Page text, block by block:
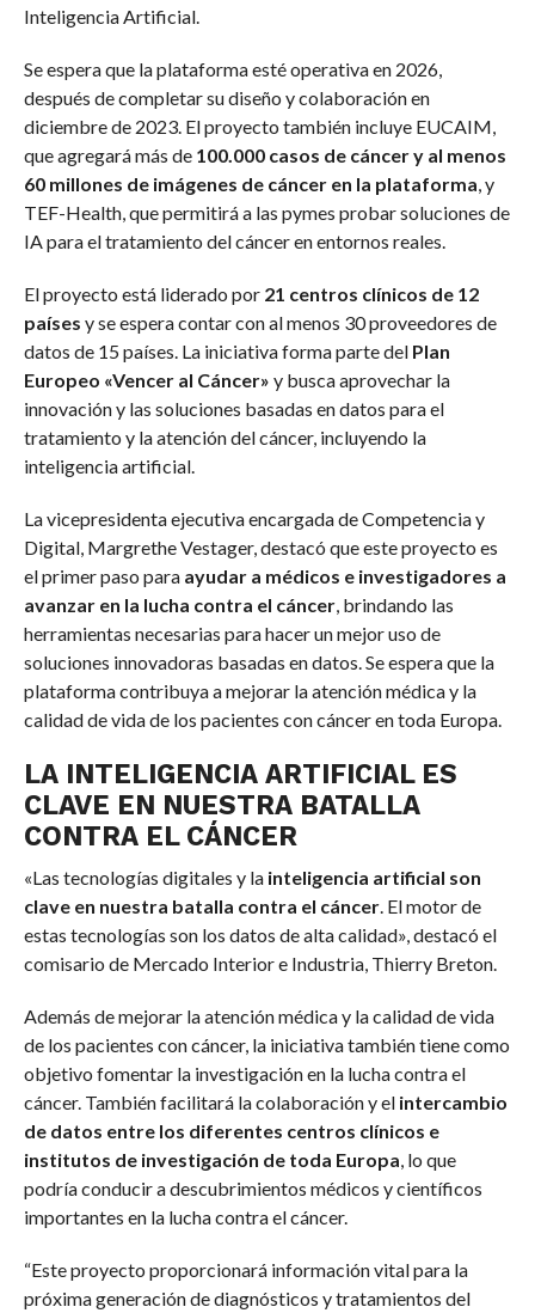
Inteligencia Artificial.
Se espera que la plataforma esté operativa en 2026,
después de completar su diseño y colaboración en
diciembre de 2023. El proyecto también incluye EUCAIM,
que agregará más de 100.000 casos de cáncer y al menos
60 millones de imágenes de cáncer en la plataforma , y
TEF-Health, que permitirá a las pymes probar soluciones de
IA para el tratamiento del cáncer en entornos reales.
El proyecto está liderado por 21 centros clínicos de 12
países y se espera contar con al menos 30 proveedores de
datos de 15 países. La iniciativa forma parte del Plan
Europeo «Vencer al Cáncer» y busca aprovechar la
innovación y las soluciones basadas en datos para el
tratamiento y la atención del cáncer, incluyendo la
inteligencia artificial.
La vicepresidenta ejecutiva encargada de Competencia y
Digital, Margrethe Vestager, destacó que este proyecto es
el primer paso para ayudar a médicos e investigadores a
avanzar en la lucha contra el cáncer, brindando las
herramientas necesarias para hacer un mejor uso de
soluciones innovadoras basadas en datos. Se espera que la
plataforma contribuya a mejorar la atención médica y la
calidad de vida de los pacientes con cáncer en toda Europa.
LA INTELIGENCIA ARTIFICIAL ES
CLAVE EN NUESTRA BATALLA
CONTRA EL CÁNCER
«Las tecnologías digitales y la inteligencia artificial son
clave en nuestra batalla contra el cáncer. El motor de
estas tecnologías son los datos de alta calidad», destacó el
comisario de Mercado Interior e Industria, Thierry Breton.
Además de mejorar la atención médica y la calidad de vida
de los pacientes con cáncer, la iniciativa también tiene como
objetivo fomentar la investigación en la lucha contra el
cáncer. También facilitará la colaboración y el intercambio
de datos entre los diferentes centros clínicos e
institutos de investigación de toda Europa , lo que
podría conducir a descubrimientos médicos y científicos
importantes en la lucha contra el cáncer.
“Este proyecto proporcionará información vital para la
próxima generación de diagnósticos y tratamientos del